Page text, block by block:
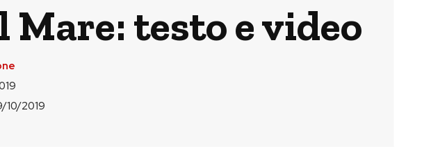
testo e video
10/2019